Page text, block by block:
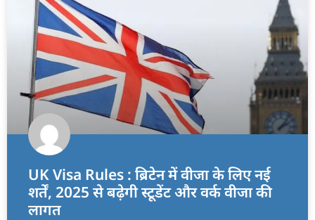
UK Visa Rules : ब्रिटेन में वीजा के लिए नई
शर्तें, 2025 से बढ़ेगी स्टूडेंट और वर्क वीजा की
लागत